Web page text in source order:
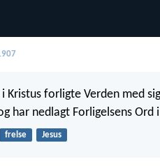
Kristus forligte Verden med
har nedlagt Forligelsens Ord
frelse Jesus